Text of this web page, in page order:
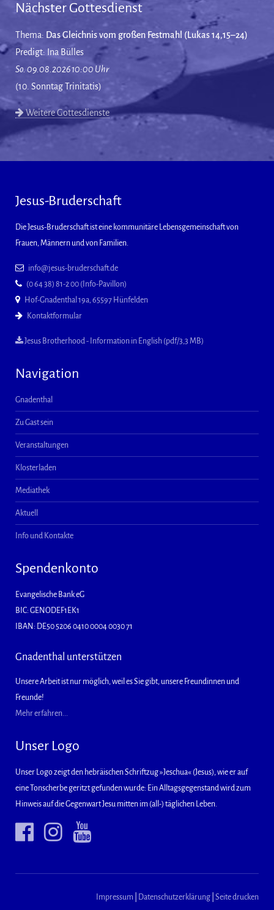
Nächster Gottesdienst
Thema: Das Gleichnis vom großen Festmahl (Lukas 14,15–24)
Predigt: Ina Bülles
So. 09.08.2026 10:00 Uhr
(10. Sonntag Trinitatis)
Weitere Gottesdienste
Jesus-Bruderschaft
Die Jesus-Bruderschaft ist eine kommunitäre Lebensgemeinschaft von
Frauen, Männern und von Familien.
info@jesus-bruderschaft.de
(0 64 38) 81-2 00 (Info-Pavillon)
Hof-Gnadenthal 19a, 65597 Hünfelden
Kontaktformular
Jesus Brotherhood - Information in English (pdf/3,3 MB)
Navigation
Gnadenthal
Zu Gast sein
Veranstaltungen
Klosterladen
Mediathek
Aktuell
Info und Kontakte
Spendenkonto
Evangelische Bank eG
BIC: GENODEF1EK1
IBAN: DE50 5206 0410 0004 0030 71
Gnadenthal unterstützen
Unsere Arbeit ist nur möglich, weil es Sie gibt, unsere Freundinnen und
Freunde!
Mehr erfahren...
Unser Logo
Unser Logo zeigt den hebräischen Schriftzug »Jeschua« (Jesus), wie er auf
eine Tonscherbe geritzt gefunden wurde: Ein Alltagsgegenstand wird zum
Hinweis auf die Gegenwart Jesu mitten im (all-) täglichen Leben.
Impressum Datenschutzerklärung Seite drucken